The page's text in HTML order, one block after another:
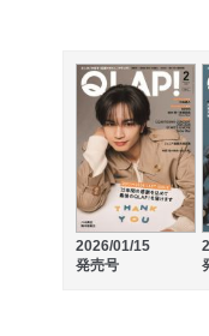
2026/01/15
発売号